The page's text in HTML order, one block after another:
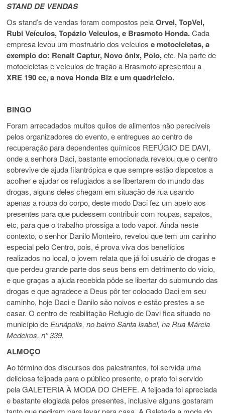
STAND DE VENDAS
Os stand’s de vendas foram compostos pelaOrvel, TopVel,
Rubi Veículos, Topázio Veiculos, e Brasmoto Honda.Cada
empresa levou um mostruário dos veículos e motocicletas, a
exemplo do: Renalt Captur, Novo ônix, Polo,etc. Na parte de
motocicletas e veículos de tração a Brasmoto apresentou a
XRE 190 cc, a nova Honda Biz e um quadriciclo.
BINGO
Foram arrecadados muitos quilos de alimentos não perecíveis
pelos organizadores do evento, e entregues ao centro de
recuperação para dependentes químicos REFÚGIO DE DAVI,
onde a senhora Daci, bastante emocionada revelou que o centro
sobrevive de ajuda filantrópica e que sempre estão dispostos a
acolher e ajudar os refugiados a se libertarem do mundo das
drogas, alguns deles chegam em situação de rua usando
apenas a roupa do corpo, deste modo Daci fez um apelo aos
presentes para que pudessem contribuir com roupas, sapatos,
etc, para que o trabalho prossiga a todo vapor. Ainda neste
contexto, o senhor Danilo Monteiro, revelou que tem um carinho
especial pelo Centro, pois, é prova viva dos benefícios
realizados no local, o jovem relata que já foi usuário de drogas e
que perdeu grande parte dos seus bens em detrimento do vicio,
e que graças a ajuda recebida pôde se libertar do submundo das
drogas e que agradece a Deus pôr ter colocado Daci em seu
caminho, hoje Daci e Danilo são noivos e estão prestes a se
casar. O centro de reabilitação Refugio de Davi fica situado no
município de Eunápolis, no bairro Santa Isabel, na Rua Márcia
Medeiros, nº 339.
ALMOÇO
Ao término dos discursos dos palestrantes, foi servida uma
deliciosa feijoada para o público presente, o prato foi servido
pela GALETERIA À MODA DO CHEFE. A feijoada foi apreciada
e bastante elogiada pelos presentes, inclusive alguns gostaram